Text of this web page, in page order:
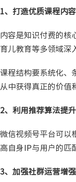
1、打造优质课程内容
内容是知识付费的核
育儿教育等多领域深
课程结构要系统化、
从中获得真正的价值
2、利用推荐算法提
微信视频号平台可以
高自身IP与用户的匹
3、加强社群运营增